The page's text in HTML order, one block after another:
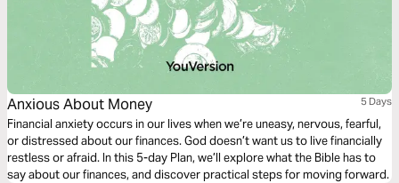
Anxious About Money 5 Days
Financial anxiety occurs in our lives when we’re uneasy, nervous, fearful,
or distressed about our finances. God doesn’t want us to live financially
restless or afraid. In this 5-day Plan, we’ll explore what the Bible has to
say about our finances, and discover practical steps for moving forward.